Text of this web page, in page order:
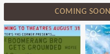
COMING SOON